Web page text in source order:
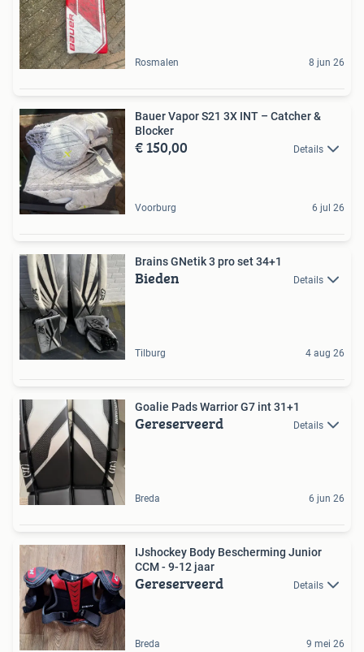
Rosmalen 8 jun 26
Bauer Vapor S21 3X INT – Catcher &
Blocker
€ 150,00 Details
Voorburg 6 jul 26
Brains GNetik 3 pro set 34+1
Bieden Details
Tilburg 4 aug 26
Goalie Pads Warrior G7 int 31+1
Gereserveerd Details
Breda 6 jun 26
IJshockey Body Bescherming Junior
CCM - 9-12 jaar
Gereserveerd Details
Breda 9 mei 26